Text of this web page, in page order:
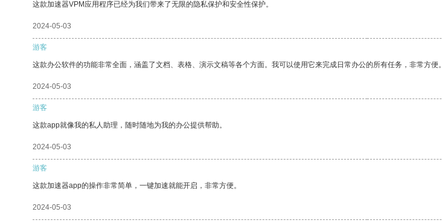
这款加速器VPM应用程序已经为我们带来了无限的隐私保护和安全性保护。
2024-05-03
游客
这款办公软件的功能非常全面，涵盖了文档、表格、演示文稿等各个方面。我可以使用它来完成日常办公的所有任务，非常方便。
2024-05-03
游客
这款app就像我的私人助理，随时随地为我的办公提供帮助。
2024-05-03
游客
这款加速器app的操作非常简单，一键加速就能开启，非常方便。
2024-05-03